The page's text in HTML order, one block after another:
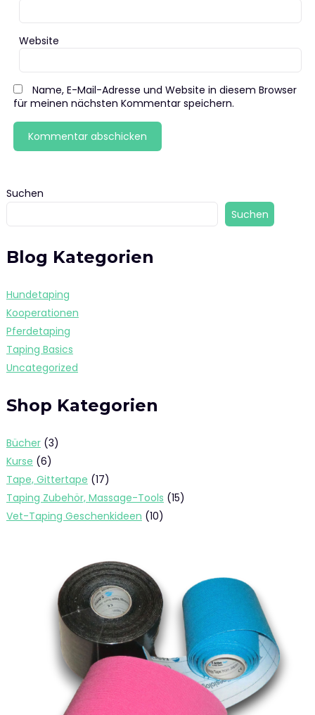
Website
Name, E-Mail-Adresse und Website in diesem Browser
für meinen nächsten Kommentar speichern.
Suchen
Suchen
Blog Kategorien
Hundetaping
Kooperationen
Pferdetaping
Taping Basics
Uncategorized
Shop Kategorien
Bücher 33
Kurse 66
Produkte
Tape, Gittertape 1717
Produkte
Taping Zubehör, Massage-Tools 1515
Vet-Taping Geschenkideen 1010